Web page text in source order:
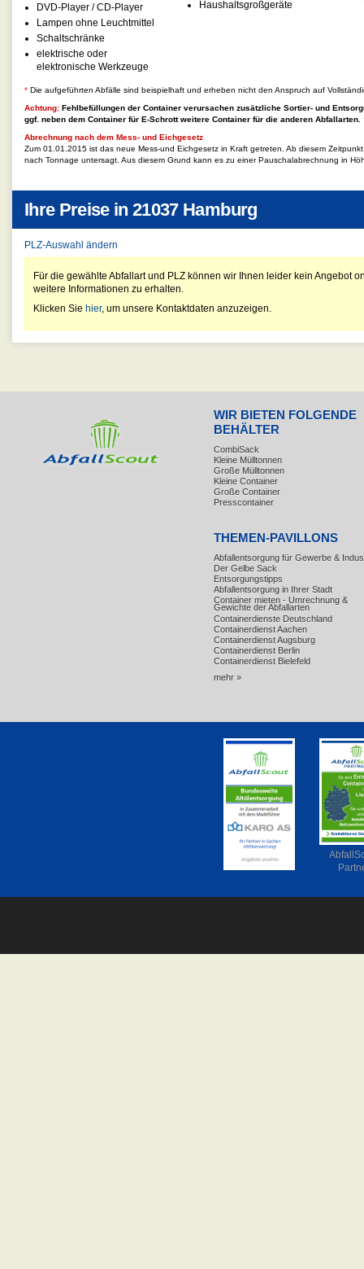
DVD-Player / CD-Player
Lampen ohne Leuchtmittel
Schaltschränke
elektrische oder
elektronische Werkzeuge
Haushaltsgroßgeräte
* Die aufgeführten Abfälle sind beispielhaft und erheben nicht den Anspruch auf
Achtung: Fehlbefüllungen der Container verursachen zusätzliche Sortier- und
ggf. neben dem Container für E-Schrottweitere Container für die anderen Abfallarten.
Abrechnung nach dem Mess- und Eichgesetz
Zum 01.01.2015 ist das neue Mess-und Eichgesetz in Kraft getreten. Ab diesem
nach Tonnage untersagt. Aus diesem Grund kann es zu einer Pauschalabrechnung in
Ihre Preise in21037 Hamburg
PLZ-Auswahl ändern
Für die gewählte Abfallart und PLZ können wir Ihnen leider kein Angebot
weitere Informationen zu erhalten.
Klicken Sie hier, um unsere Kontaktdaten anzuzeigen.
WIR BIETEN FOLGENDE
BEHÄLTER
CombiSack
Kleine Mülltonnen
Große Mülltonnen
Kleine Container
Große Container
Presscontainer
THEMEN-PAVILLONS
Abfallentsorgung für Gewerbe &
Der Gelbe Sack
Entsorgungstipps
Abfallentsorgung in Ihrer Stadt
Container mieten - Umrechnung &
Gewichte der Abfallarten
Containerdienste Deutschland
Containerdienst Aachen
Containerdienst Augsburg
Containerdienst Berlin
Containerdienst Bielefeld
mehr »